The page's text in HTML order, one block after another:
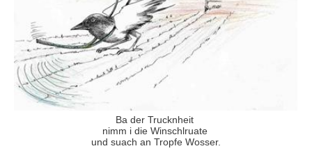
Ba der Trucknheit
nimm i die Winschlruate
und suach an Tropfe Wosser.